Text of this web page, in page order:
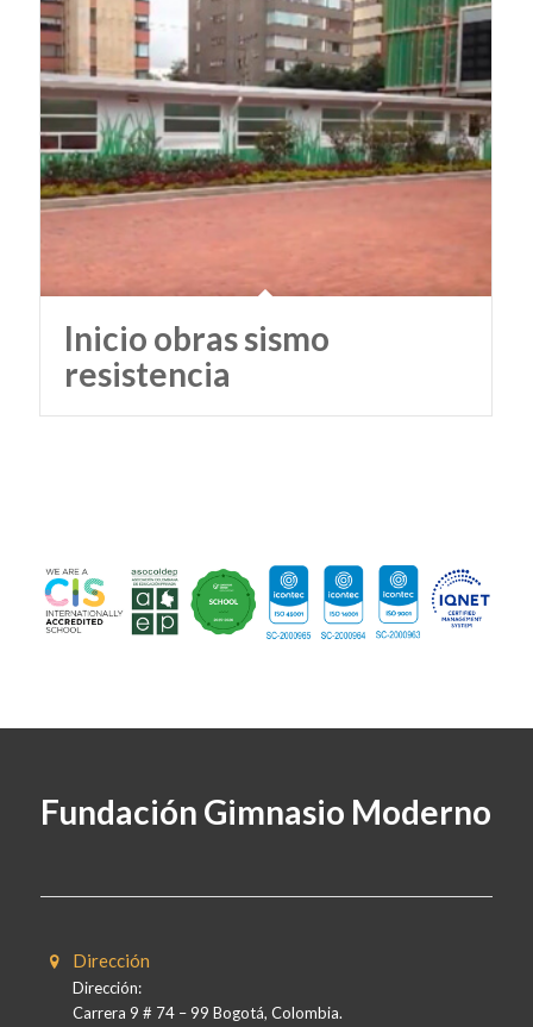
Inicio obras sismo
resistencia
Fundación Gimnasio Moderno
Dirección
Dirección:
Carrera 9 # 74 – 99 Bogotá, Colombia.